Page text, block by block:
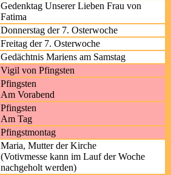
Gedenktag Unserer Lieben Frau von
Fatima
Donnerstag der 7. Osterwoche
Freitag der 7. Osterwoche
Gedächtnis Mariens am Samstag
Vigil von Pfingsten
Pfingsten
Am Vorabend
Pfingsten
Am Tag
Pfingstmontag
Maria, Mutter der Kirche
(Votivmesse kann im Lauf der Woche
nachgeholt werden)